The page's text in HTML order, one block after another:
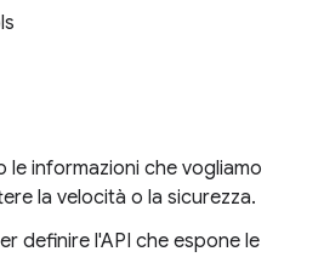
informazioni che vogliamo
la velocità o la sicurezza.
definire l'API che espone le